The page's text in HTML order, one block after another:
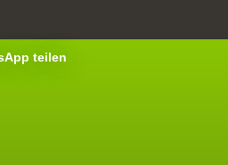
teilen